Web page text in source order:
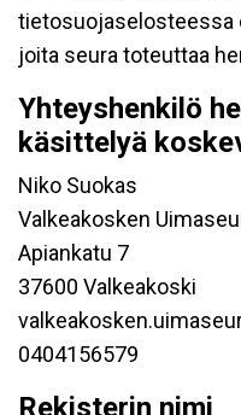
tietosuojaselosteessa
joita seura toteuttaa
Yhteyshenkilö
käsittelyä
Niko Suokas
Valkeakosken
Apiankatu 7
37600 Valkeakoski
0404156579
Rekisterin nimi